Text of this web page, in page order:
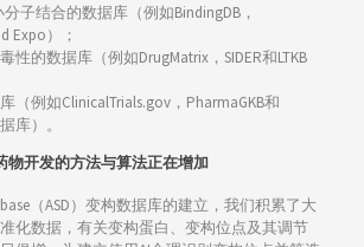
子结合的数据库（例如BindingDB，
Expo）；
性的数据库（例如DrugMatrix，SIDER和LTKB
（例如ClinicalTrials.gov，PharmaGKB和
库）。
物开发的方法与算法正在增加
（ASD）变构数据库的建立，我们积累了大
化数据，有关变构蛋白、变构位点及其调节